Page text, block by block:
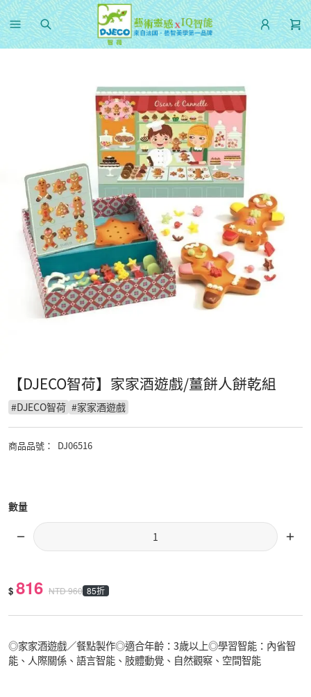
【DJECO智荷】家家酒遊戲/薑餅人餅乾組
#DJECO智荷 #家家酒遊戲
商品品號 ： DJ06516
數量
$ 816 NTD960 85折
◎家家酒遊戲／餐點製作◎適合年齡：3歲以上◎學習智能：內省智
能、人際關係、語言智能、肢體動覺、自然觀察、空間智能